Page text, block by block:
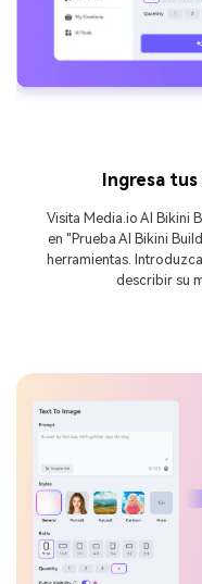
Ingresa
Visita Media.io AI Bikini
en "Prueba AI Bikini
herramientas.
describir su